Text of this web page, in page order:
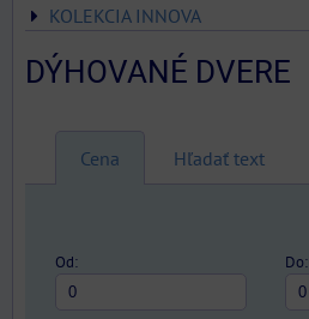
KOLEKCIA INNOVA
DÝHOVANÉ DVERE
Cena Hľadať text
Od: Do: